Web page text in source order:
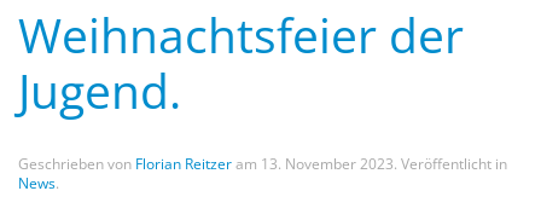
Weihnachtsfeier der
Jugend.
Geschrieben von Florian Reitzeram 13. November 2023. Veröffentlicht in
News.